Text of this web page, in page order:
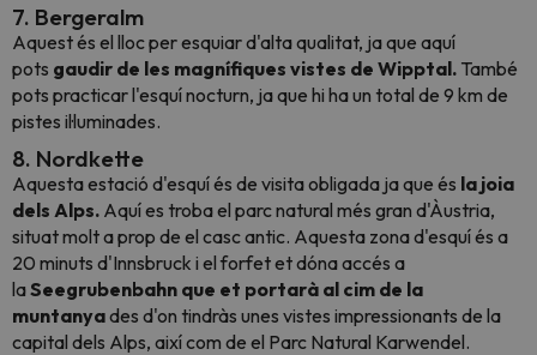
7. Bergeralm
Aquest és el lloc per esquiar d'alta qualitat, ja que aquí
pots gaudir de les magnífiques vistes de Wipptal. També
pots practicar l'esquí nocturn, ja que hi ha un total de 9 km de
pistes il·luminades.
8. Nordkette
Aquesta estació d'esquí és de visita obligada ja que és la joia
dels Alps. Aquí es troba el parc natural més gran d'Àustria,
situat molt a prop de el casc antic. Aquesta zona d'esquí és a
20 minuts d'Innsbruck i el forfet et dóna accés a
laSeegrubenbahn que et portarà al cim de la
muntanyades d'on tindràs unes vistes impressionants de la
capital dels Alps, així com de el Parc Natural Karwendel.